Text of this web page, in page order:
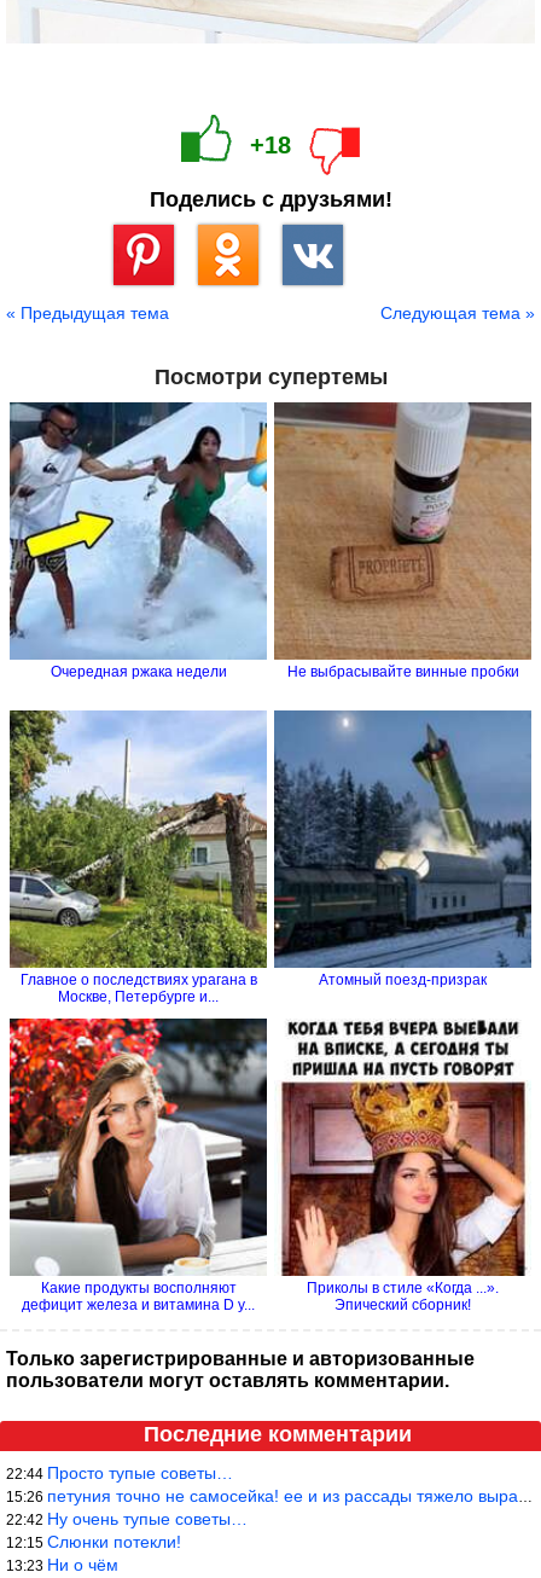
+18
Поделись с друзьями!
« Предыдущая тема Следующая тема »
Посмотри супертемы
Очередная ржака недели Не выбрасывайте винные пробки
Главное о последствиях урагана в
Москве, Петербурге и...
Атомный поезд-призрак
Какие продукты восполняют
дефицит железа и витамина D у...
Приколы в стиле «Когда ...».
Эпический сборник!
Только зарегистрированные и авторизованные
пользователи могут оставлять комментарии.
Последние комментарии
22:44 Просто тупые советы…
15:26 петуния точно не самосейка! ее и из рассады тяжело вырастить!
22:42 Ну очень тупые советы…
12:15 Слюнки потекли!
13:23 Ни о чём